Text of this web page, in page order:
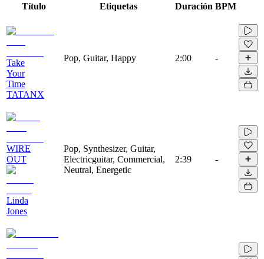
Título Etiquetas Duración BPM
Take
Your
Time
TATANX
Pop, Guitar, Happy 2:00 -
WIRE
OUT
Linda
Jones
Pop, Synthesizer, Guitar,
Electricguitar, Commercial,
Neutral, Energetic
2:39 -